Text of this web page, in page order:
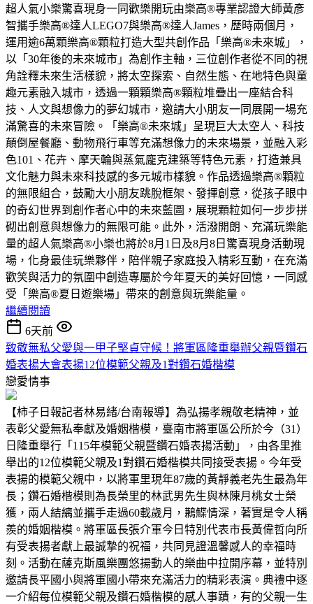
超人氣小樂驚喜現身一同歡樂開玩由樂高®專業認證大師黃彥
智攜手樂高®達人LEGO7與樂高®達人James，歷時兩個月，
運用逾6萬顆樂高®顆粒打造大型共創作品「樂高®未來城」，
以「30年後的未來城市」為創作主軸，三位創作者從不同的視
角詮釋未來生活樣貌，將太空探索、自然生態、在地特色與童
趣元素融入城市，透過一顆顆樂高®顆粒堆疊出一座結合科
技、人文與想像力的夢幻城市，邀請大小朋友一同展開一場充
滿驚喜的未來冒險。「樂高®未來城」呈現巨大太空人、科技
顛倒屋餐廳、動物飛行車等充滿想像力的未來場景，並融入彩
色101、花卉、摩天輪與蒸氣龐克建築等特色元素，打造兼具
文化魅力與未來科技感的多元城市樣貌。作品透過樂高®顆粒
的無限組合，鼓勵大小朋友跳脫框架、發揮創意，從孩子眼中
的奇幻世界到創作者心中的未來藍圖，展現顆粒如何一步步拼
砌出創意與想像力的無限可能。此外，活潑開朗、充滿玩樂能
量的超人氣樂高®小樂也將於8月1日及8月8日驚喜現身活動現
場，化身最佳玩樂夥伴，陪伴親子家庭投入精彩互動，在充滿
歡笑與活力的氛圍中創造專屬於今年夏天的美好回憶，一同感
受「樂高®夏日遊樂場」帶來的創意與玩樂能量。
繼續閱讀
6天前
致敬無私父愛與一甲子堅貞守候！將軍區隆重舉辦父親暨鑽石
婚表揚大會表揚12位模範父親及1對鑽石婚楷模
戀愛情事
【柿子日報記者林易緒/台南報導】為弘揚孝親敬老精神，並
表彰父愛無私奉獻及婚姻楷模，臺南市將軍區公所於今（31）
日隆重舉行「115年模範父親暨鑽石婚表揚活動」，由各里推
舉出的12位模範父親及1對鑽石婚楷模共同接受表揚。今年受
表揚的模範父親中，以將軍里現年87歲的黃靜義老先生最為年
長；鑽石婚楷模則為長榮里的林武男先生與林陳月桃女士榮
獲，兩人結縭並攜手走過60載歲月，鶼鰈情深，著實是令人稱
羨的婚姻楷模。將軍區長張介軍今日特別代表市長黃偉哲向所
有受表揚者獻上最誠摯的祝福，共同見證溫馨感人的幸福時
刻。活動在薩克斯風樂團悠揚動人的樂曲中拉開序幕，並特別
邀請長平國小與將軍國小帶來充滿活力的精彩表演。典禮中逐
一介紹每位模範父親及鑽石婚楷模的感人事蹟，有的父親一生